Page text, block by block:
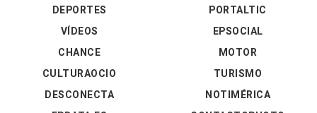
DEPORTES
VÍDEOS
PORTALTIC
EPSOCIAL
CHANCE
CULTURAOCIO
DESCONECTA
MOTOR
TURISMO
NOTIMÉRICA